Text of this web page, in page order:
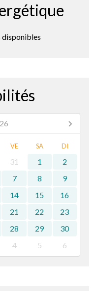
VE SA DI
31 1
2
7 8
9
14 15
16
21 22
23
28 29
30
4 5 6